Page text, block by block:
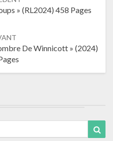
» (RL2024) 458 Pages
De Winnicott » (2024)